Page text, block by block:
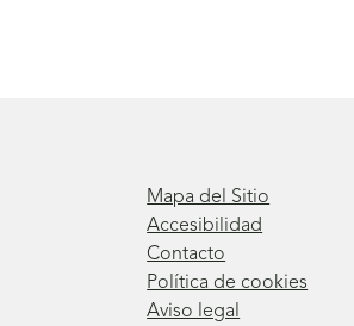
Mapa del Sitio
Accesibilidad
Contacto
Política de cookies
Aviso legal